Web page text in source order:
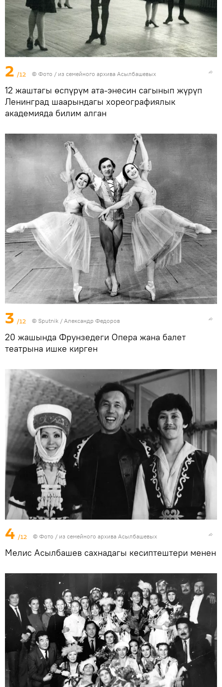
2 /12 © Фото / из семейного архива Асылбашевых
12 жаштагы өспүрүм ата-энесин сагынып жүрүп
Ленинград шаарындагы хореографиялык
академияда билим алган
3 /12 © Sputnik / Александр Федоров
20 жашында Фрунзедеги Опера жана балет
театрына ишке кирген
4 /12 © Фото / из семейного архива Асылбашевых
Мелис Асылбашев сахнадагы кесиптештери менен